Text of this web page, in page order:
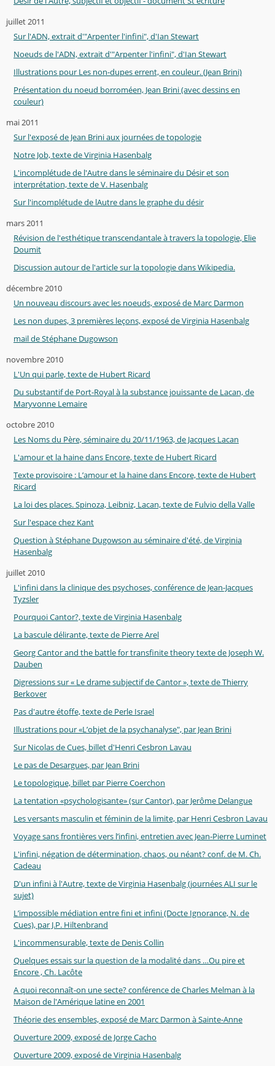
juillet 2011
Sur l'ADN, extrait d'"Arpenter l'infini", d'Ian Stewart
Noeuds de l'ADN, extrait d'"Arpenter l'infini", d'Ian Stewart
Illustrations pour Les non-dupes errent, en couleur. (Jean Brini)
Présentation du noeud borroméen, Jean Brini (avec dessins en
couleur)
mai 2011
Sur l'exposé de Jean Brini aux journées de topologie
Notre Job, texte de Virginia Hasenbalg
L'incomplétude de l'Autre dans le séminaire du Désir et son
interprétation, texte de V. Hasenbalg
Sur l'incomplétude de lAutre dans le graphe du désir
mars 2011
Révision de l'esthétique transcendantale à travers la topologie, Elie
Doumit
Discussion autour de l'article sur la topologie dans Wikipedia.
décembre 2010
Un nouveau discours avec les noeuds, exposé de Marc Darmon
Les non dupes, 3 premières leçons, exposé de Virginia Hasenbalg
mail de Stéphane Dugowson
novembre 2010
L'Un qui parle, texte de Hubert Ricard
Du substantif de Port-Royal à la substance jouissante de Lacan, de
Maryvonne Lemaire
octobre 2010
Les Noms du Père, séminaire du 20/11/1963, de Jacques Lacan
L'amour et la haine dans Encore, texte de Hubert Ricard
Texte provisoire : L’amour et la haine dans Encore, texte de Hubert
Ricard
La loi des places. Spinoza, Leibniz, Lacan, texte de Fulvio della Valle
Sur l'espace chez Kant
Question à Stéphane Dugowson au séminaire d'été, de Virginia
Hasenbalg
juillet 2010
L'infini dans la clinique des psychoses, conférence de Jean-Jacques
Tyzsler
Pourquoi Cantor?, texte de Virginia Hasenbalg
La bascule délirante, texte de Pierre Arel
Georg Cantor and the battle for transfinite theory texte de Joseph W.
Dauben
Digressions sur « Le drame subjectif de Cantor », texte de Thierry
Berkover
Pas d'autre étoffe, texte de Perle Israel
Illustrations pour «L’objet de la psychanalyse", par Jean Brini
Sur Nicolas de Cues, billet d'Henri Cesbron Lavau
Le pas de Desargues, par Jean Brini
Le topologique, billet par Pierre Coerchon
La tentation «psychologisante» (sur Cantor), par Jerôme Delangue
Les versants masculin et féminin de la limite, par Henri Cesbron Lavau
Voyage sans frontières vers l’infini, entretien avec Jean-Pierre Luminet
L'infini, négation de détermination, chaos, ou néant? conf. de M. Ch.
Cadeau
D'un infini à l'Autre, texte de Virginia Hasenbalg (journées ALI sur le
sujet)
L’impossible médiation entre fini et infini (Docte Ignorance, N. de
Cues), par J.P. Hiltenbrand
L'incommensurable, texte de Denis Collin
Quelques essais sur la question de la modalité dans …Ou pire et
Encore , Ch. Lacôte
A quoi reconnaît-on une secte? conférence de Charles Melman à la
Maison de l'Amérique latine en 2001
Théorie des ensembles, exposé de Marc Darmon à Sainte-Anne
Ouverture 2009, exposé de Jorge Cacho
Ouverture 2009, exposé de Virginia Hasenbalg